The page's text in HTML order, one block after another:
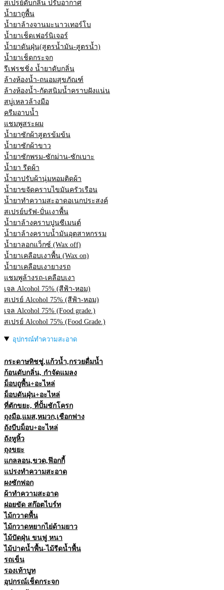
สเปรย์ดับกลิ่น ปรับอากาศ
น้ำยาถูพื้น
น้ำยาล้างจานมะนาวเทอร์โบ
น้ำยาเช็ดเฟอร์นิเจอร์
น้ำยาดันฝุ่น(สูตรน้ำมัน-สูตรน้ำ)
น้ำยาเช็ดกระจก
รีเฟรชชิ่ง น้ำยาดับกลิ่น
ล้างห้องน้ำ-ถนอมสุขภัณฑ์
ล้างห้องน้ำ-กัดสนิมน้ำคราบฝังแน่น
สบู่เหลวล้างมือ
ครีมอาบน้ำ
แชมพูสระผม
น้ำยาซักผ้าสูตรข้มข้น
น้ำยาซักผ้าขาว
น้ำยาซักพรม-ซักม่าน-ซักเบาะ
น้ำยา รีดผ้า
น้ำยาปรับผ้านุ่มหอมติดผ้า
น้ำยาขจัดคราบไขมันครัวเรือน
น้ำยาทำความสะอาดอเนกประสงค์
สเปรย์บรัฟ-ปั่นเงาพื้น
น้ำยาล้างคราบปูนซีเมนต์
น้ำยาล้างคราบน้ำมันอุตสาหกรรม
น้ำยาลอกแว็กซ์ (Wax off)
น้ำยาเคลือบเงาพื้น (Wax on)
น้ำยาเคลือบเงายางรถ
แชมพูล้างรถ-เคลือบเงา
เจล Alcohol 75% (สีฟ้า-หอม)
สเปรย์ Alcohol 75% (สีฟ้า-หอม)
เจล Alcohol 75% (Food grade.)
สเปรย์ Alcohol 75% (Food Grade.)
อุปกรณ์ทำความสะอาด
กระดาษทิชชู่,แก้วน้ำ,กรวยดื่มน้ำ
ก้อนดับกลิ่น, กำจัดแมลง
ม็อบถูพื้น+อะไหล่
ม็อบดันฝุ่น+อะไหล่
ที่ตักขยะ, ที่ปั้มชักโครก
ถุงมือ,แมส,หมวก,เชือกฟาง
ถังบีบม็อบ+อะไหล่
ถังหูหิ้ว
ถุงขยะ
แกลลอน,ขวด,ฟ๊อกกี้
แปรงทำความสะอาด
ผงซักฟอก
ผ้าทำความสะอาด
ฝอยขัด สก๊อตไบร์ท
ไม้กวาดพื้น
ไม้กวาดหยากไย่ด้ามยาว
ไม้ปัดฝุ่น ขนฟู หนา
ไม้ปาดน้ำพื้น-ไม้รีดน้ำพื้น
รถเข็น
รองเท้าบูท
อุปกรณ์เช็ดกระจก